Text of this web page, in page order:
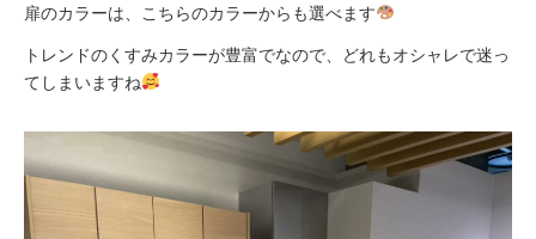
扉のカラーは、こちらのカラーからも選べます
トレンドのくすみカラーが豊富でなので、どれもオシャレで迷っ
てしまいますね